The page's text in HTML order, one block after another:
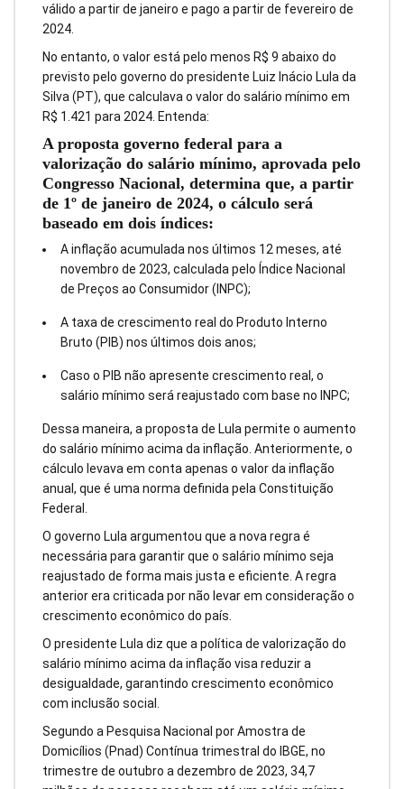
válido a partir de janeiro e pago a partir de fevereiro de
2024.
No entanto, o valor está pelo menos R$ 9 abaixo do
previsto pelo governo do presidente Luiz Inácio Lula da
Silva (PT), que calculava o valor do salário mínimo em
R$ 1.421 para 2024. Entenda:
A proposta governo federal para a
valorização do salário mínimo, aprovada pelo
Congresso Nacional, determina que, a partir
de 1º de janeiro de 2024, o cálculo será
baseado em dois índices:
A inflação acumulada nos últimos 12 meses, até
novembro de 2023, calculada pelo Índice Nacional
de Preços ao Consumidor (INPC);
A taxa de crescimento real do Produto Interno
Bruto (PIB) nos últimos dois anos;
Caso o PIB não apresente crescimento real, o
salário mínimo será reajustado com base no INPC;
Dessa maneira, a proposta de Lula permite o aumento
do salário mínimo acima da inflação. Anteriormente, o
cálculo levava em conta apenas o valor da inflação
anual, que é uma norma definida pela Constituição
Federal.
O governo Lula argumentou que a nova regra é
necessária para garantir que o salário mínimo seja
reajustado de forma mais justa e eficiente. A regra
anterior era criticada por não levar em consideração o
crescimento econômico do país.
O presidente Lula diz que a política de valorização do
salário mínimo acima da inflação visa reduzir a
desigualdade, garantindo crescimento econômico
com inclusão social.
Segundo a Pesquisa Nacional por Amostra de
Domicílios (Pnad) Contínua trimestral do IBGE, no
trimestre de outubro a dezembro de 2023, 34,7